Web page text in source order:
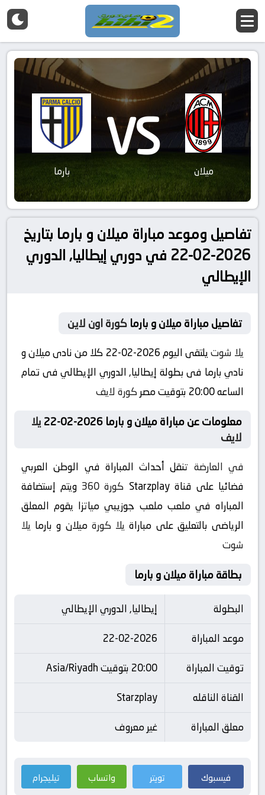
ميلان VS بارما
تفاصيل وموعد مباراة ميلان و بارما بتاريخ
2026-02-22 في دوري إيطاليا, الدوري
الإيطالي
تفاصيل مباراة ميلان و بارما كورة اون لاين
يلا شوت
يلتقى اليوم 2026-02-22 كلا من نادى ميلان و
نادي بارما فى بطولة إيطاليا, الدوري الإيطالي فى تمام
الساعه 20:00 بتوقيت مصر
كورة لايف
معلومات عن مباراة ميلان و بارما 2026-02-22
يلا
لايف
في العارضة تنقل أحداث المباراة في الوطن العربي
فضائيا على قناة Starzplay
كورة 360
ويتم إستضافة
المباراه في ملعب ملعب جوزيبي مياتزا يقوم المعلق
الرياضى بالتعليق على مباراة يلا كورة ميلان و بارما يلا
شوت
بطاقة مباراة ميلان و بارما
البطولة
إيطاليا, الدوري الإيطالي
موعد المباراة
22-02-2026
توقيت المباراة
20:00 بتوقيت Asia/Riyadh
القناة الناقله
Starzplay
معلق المباراة
غير معروف
فيسبوك تويتر واتساب تيليجرام